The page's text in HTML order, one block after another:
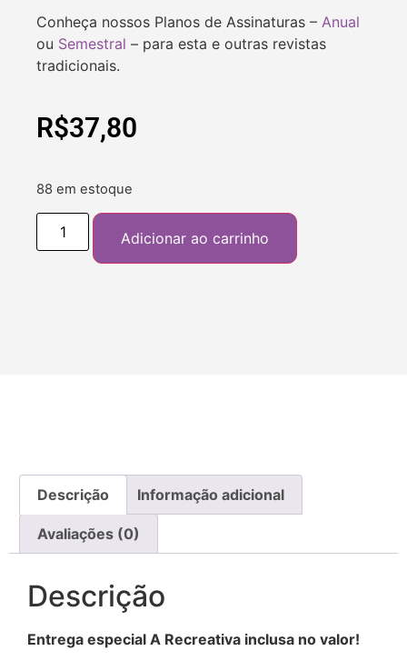
Conheça nossos Planos de Assinaturas – Anual
ou Semestral – para esta e outras revistas
tradicionais.
R$37,80
88 em estoque
Adicionar ao carrinho
Descrição Informação adicional
Avaliações (0)
Descrição
Entrega especial A Recreativa inclusa no valor!